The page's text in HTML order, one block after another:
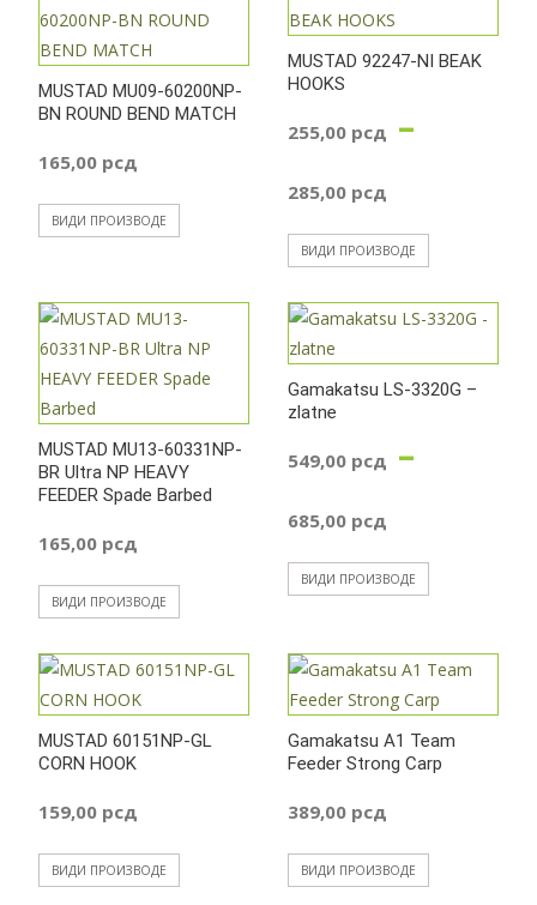
MUSTAD MU09-60200NP-
BN ROUND BEND MATCH
165,00 рсд
ВИДИ ПРОИЗВОДЕ
MUSTAD 92247-NI BEAK
HOOKS
255,00 рсд –
285,00 рсд
цена:
од
255,00
ВИДИ ПРОИЗВОДЕ
MUSTAD MU13-60331NP-
BR Ultra NP HEAVY
FEEDER Spade Barbed
165,00 рсд
ВИДИ ПРОИЗВОДЕ
Gamakatsu LS-3320G –
zlatne
549,00 рсд –
685,00 рсд
цена:
549,00
до
ВИДИ ПРОИЗВОДЕ
MUSTAD 60151NP-GL
CORN HOOK
159,00 рсд
ВИДИ ПРОИЗВОДЕ
Gamakatsu A1 Team
Feeder Strong Carp
389,00 рсд
ВИДИ ПРОИЗВОДЕ